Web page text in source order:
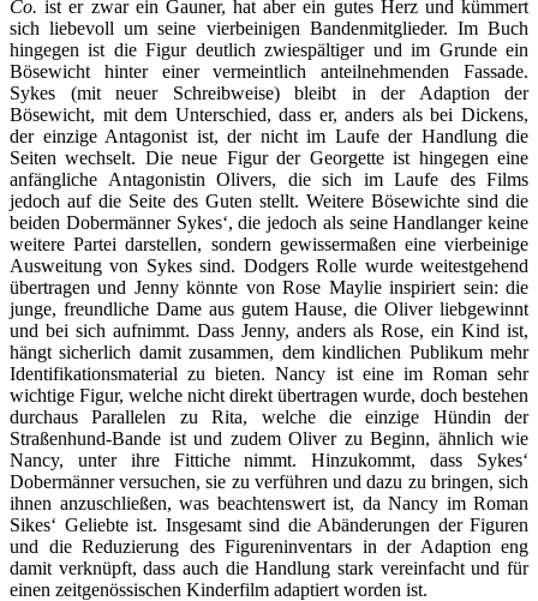
Co. ist er zwar ein Gauner, hat aber ein gutes Herz und kümmert
sich liebevoll um seine vierbeinigen Bandenmitglieder. Im Buch
hingegen ist die Figur deutlich zwiespältiger und im Grunde ein
Bösewicht hinter einer vermeintlich anteilnehmenden Fassade.
Sykes (mit neuer Schreibweise) bleibt in der Adaption der
Bösewicht, mit dem Unterschied, dass er, anders als bei Dickens,
der einzige Antagonist ist, der nicht im Laufe der Handlung die
Seiten wechselt. Die neue Figur der Georgette ist hingegen eine
anfängliche Antagonistin Olivers, die sich im Laufe des Films
jedoch auf die Seite des Guten stellt. Weitere Bösewichte sind die
beiden Dobermänner Sykes‘, die jedoch als seine Handlanger keine
weitere Partei darstellen, sondern gewissermaßen eine vierbeinige
Ausweitung von Sykes sind. Dodgers Rolle wurde weitestgehend
übertragen und Jenny könnte von Rose Maylie inspiriert sein: die
junge, freundliche Dame aus gutem Hause, die Oliver liebgewinnt
und bei sich aufnimmt. Dass Jenny, anders als Rose, ein Kind ist,
hängt sicherlich damit zusammen, dem kindlichen Publikum mehr
Identifikationsmaterial zu bieten. Nancy ist eine im Roman sehr
wichtige Figur, welche nicht direkt übertragen wurde, doch bestehen
durchaus Parallelen zu Rita, welche die einzige Hündin der
Straßenhund-Bande ist und zudem Oliver zu Beginn, ähnlich wie
Nancy, unter ihre Fittiche nimmt. Hinzukommt, dass Sykes‘
Dobermänner versuchen, sie zu verführen und dazu zu bringen, sich
ihnen anzuschließen, was beachtenswert ist, da Nancy im Roman
Sikes‘ Geliebte ist. Insgesamt sind die Abänderungen der Figuren
und die Reduzierung des Figureninventars in der Adaption eng
damit verknüpft, dass auch die Handlung stark vereinfacht und für
einen zeitgenössischen Kinderfilm adaptiert worden ist.